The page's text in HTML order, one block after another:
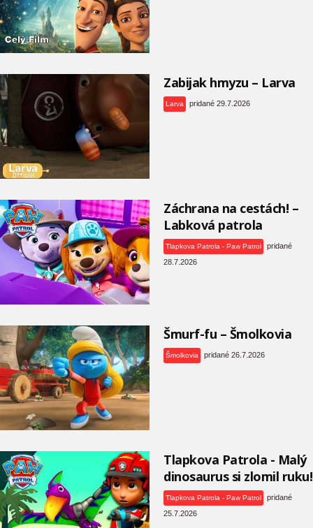
Zabijak hmyzu – Larva
Larva pridané 29.7.2026
Záchrana na cestách! –
Labková patrola
Tlapkova Patrola - Paw Patrol
pridané
28.7.2026
Šmurf-fu – Šmolkovia
Šmolkovia pridané 26.7.2026
Tlapkova Patrola - Malý
dinosaurus si zlomil ruku!
Tlapkova Patrola - Paw Patrol
pridané
25.7.2026